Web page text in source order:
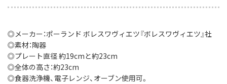
◎メーカー：ポーランド ボレスワヴィエツ『ボレスワヴィエツ』社
◎素材：陶器
◎プレート直径 約19cmと約23cm
◎全体の高さ：約23cm
◎食器洗浄機、電子レンジ、オーブン使用可。